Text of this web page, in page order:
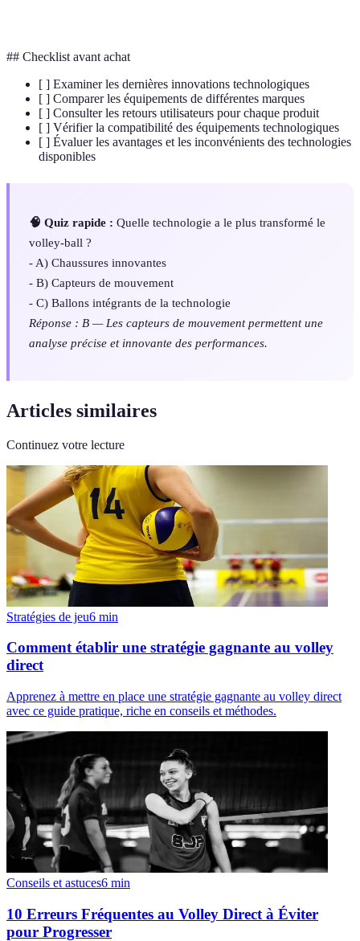
## Checklist avant achat
[ ] Examiner les dernières innovations technologiques
[ ] Comparer les équipements de différentes marques
[ ] Consulter les retours utilisateurs pour chaque produit
[ ] Vérifier la compatibilité des équipements technologiques
[ ] Évaluer les avantages et les inconvénients des technologies
disponibles
🧠 Quiz rapide : Quelle technologie a le plus transformé le
volley-ball ?
- A) Chaussures innovantes
- B) Capteurs de mouvement
- C) Ballons intégrants de la technologie
Réponse : B — Les capteurs de mouvement permettent une
analyse précise et innovante des performances.
Articles similaires
Continuez votre lecture
Stratégies de jeu6 min
Comment établir une stratégie gagnante au volley
direct
Apprenez à mettre en place une stratégie gagnante au volley direct
avec ce guide pratique, riche en conseils et méthodes.
Conseils et astuces6 min
10 Erreurs Fréquentes au Volley Direct à Éviter
pour Progresser